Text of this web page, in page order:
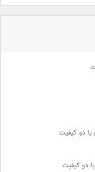
با دو کیفیت
دو کیفیت